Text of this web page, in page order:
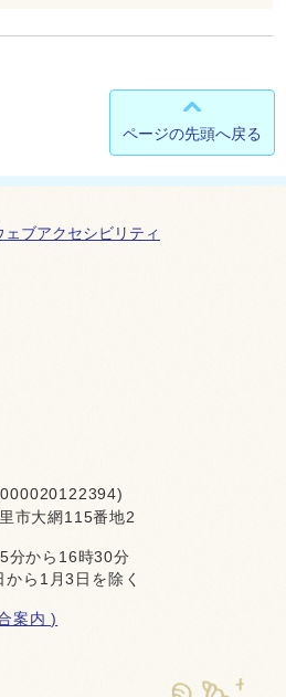
ページの先頭へ戻る
ェブアクセシビリティ
市大網115番地2
分から16時30分
ら1月3日を除く
案内 )